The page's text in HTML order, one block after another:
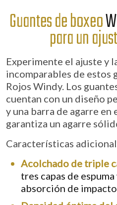
Guantes de boxeo
para un
Experimente el ajuste y
incomparables de estos
Rojos Windy. Los
cuentan con un diseño
y una barra de agarre en
garantiza un agarre
Características
Acolchado de triple
tres capas de
absorción de